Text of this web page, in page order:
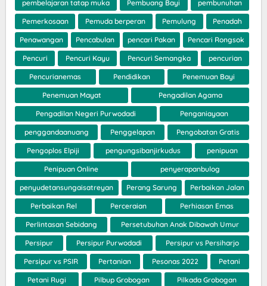
pembelajaran tatap muka Pembuang Bayi pembunuhan
Pemerkosaan Pemuda berperan Pemulung Penadah
Penawangan Pencabulan pencari Pakan Pencari Rongsok
Pencuri Pencuri Kayu Pencuri Semangka pencurian
Pencurianemas Pendidikan Penemuan Bayi
Penemuan Mayat Pengadilan Agama
Pengadilan Negeri Purwodadi Penganiayaan
penggandaanuang Penggelapan Pengobatan Gratis
Pengoplos Elpiji pengungsibanjirkudus penipuan
Penipuan Online penyerapanbulog
penyudetansungaisatreyan Perang Sarung Perbaikan Jalan
Perbaikan Rel Perceraian Perhiasan Emas
Perlintasan Sebidang Persetubuhan Anak Dibawah Umur
Persipur Persipur Purwodadi Persipur vs Persiharjo
Persipur vs PSIR Pertanian Pesonas 2022 Petani
Petani Rugi Pilbup Grobogan Pilkada Grobogan